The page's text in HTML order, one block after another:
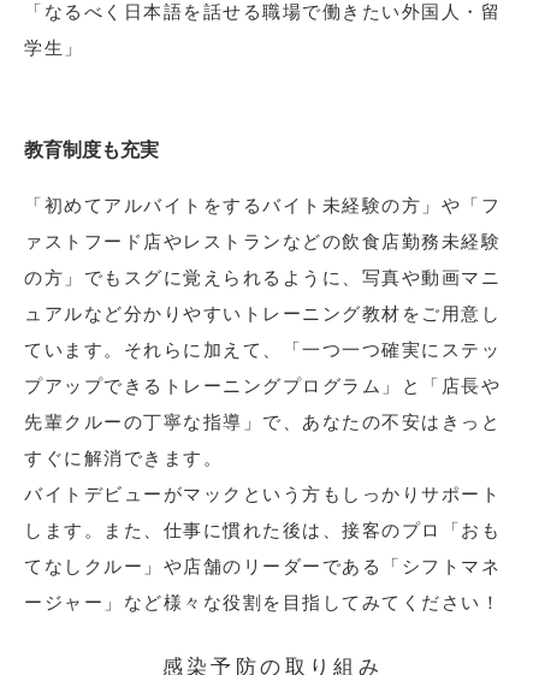
「なるべく日本語を話せる職場で働きたい外国人・留
学生」
教育制度も充実
「初めてアルバイトをするバイト未経験の方」や「フ
ァストフード店やレストランなどの飲食店勤務未経験
の方」でもスグに覚えられるように、写真や動画マニ
ュアルなど分かりやすいトレーニング教材をご用意し
ています。それらに加えて、「一つ一つ確実にステッ
プアップできるトレーニングプログラム」と「店長や
先輩クルーの丁寧な指導」で、あなたの不安はきっと
すぐに解消できます。
バイトデビューがマックという方もしっかりサポート
します。また、仕事に慣れた後は、接客のプロ「おも
てなしクルー」や店舗のリーダーである「シフトマネ
ージャー」など様々な役割を目指してみてください！
感染予防の取り組み